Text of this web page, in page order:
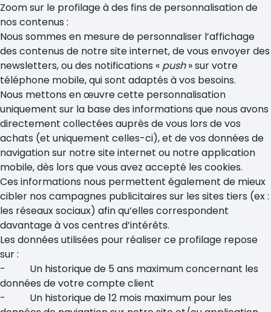
Zoom sur le profilage à des fins de personnalisation de
nos contenus :
Nous sommes en mesure de personnaliser l’affichage
des contenus de notre site internet, de vous envoyer des
newsletters, ou des notifications « push» sur votre
téléphone mobile, qui sont adaptés à vos besoins.
Nous mettons en œuvre cette personnalisation
uniquement sur la base des informations que nous avons
directement collectées auprès de vous lors de vos
achats (et uniquement celles-ci), et de vos données de
navigation sur notre site internet ou notre application
mobile, dès lors que vous avez accepté les cookies.
Ces informations nous permettent également de mieux
cibler nos campagnes publicitaires sur les sites tiers (ex :
les réseaux sociaux) afin qu’elles correspondent
davantage à vos centres d’intérêts.
Les données utilisées pour réaliser ce profilage repose
sur :
- Un historique de 5 ans maximum concernant les
données de votre compte client
- Un historique de 12 mois maximum pour les